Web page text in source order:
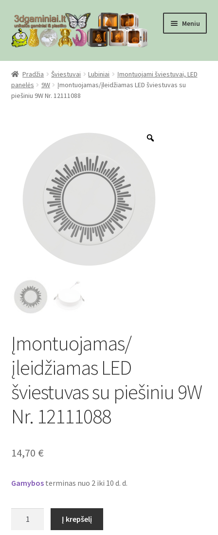
Pereiti
prie
meniu
Pereiti
prie
turinio
Meniu
Pradžia
Checkout
Mūsų partneriai
Pirkimo-pardavimo taisyklės
Privatumo politika
Atsiskaitymo informacija
Prekių pristatymo taisyklės
Gamybos terminai ir procesas
Kontaktai
Krepšelis
Parduotuvė
Paskyra
Plastikai
Pradžia Šviestuvai Lubiniai
Įmontuojami šviestuvai, LED
panelės
9W
Įmontuojamas/įleidžiamas LED šviestuvas su
piešiniu 9W Nr. 12111088
Įmontuojamas/
įleidžiamas LED
šviestuvas su piešiniu 9W
Nr. 12111088
14,70 €
Gamybosterminas nuo 2 iki 10 d. d.
Į krepšelį